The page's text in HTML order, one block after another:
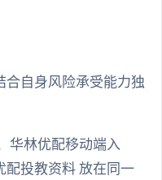
合自身风险承受能力独
华林优配移动端入
配投教资料 放在同一